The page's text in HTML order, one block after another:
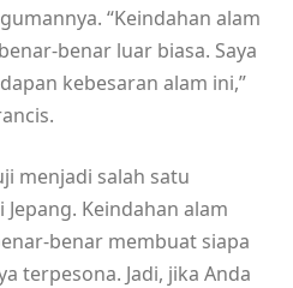
“Keindahan alam
benar luar biasa. Saya
kebesaran alam ini,”
menjadi salah satu
Keindahan alam
benar membuat siapa
terpesona. Jadi, jika Anda